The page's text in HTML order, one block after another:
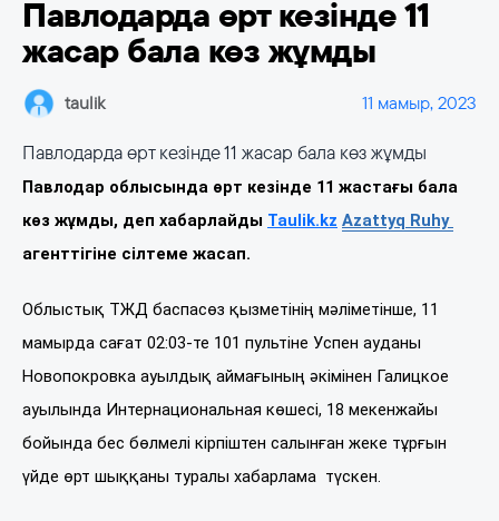
Павлодарда өрт кезінде 11
жасар бала көз жұмды
taulik 11 мамыр, 2023
Павлодарда өрт кезінде 11 жасар бала көз жұмды
Павлодар облысында өрт кезінде 11 жастағы бала
көз жұмды, деп хабарлайды Taulik.kz Azattyq Ruhy
агенттігіне сілтеме жасап.
Облыстық ТЖД баспасөз қызметінің мәліметінше, 11
мамырда сағат 02:03-те 101 пультіне Успен ауданы
Новопокровка ауылдық аймағының әкімінен Галицкое
ауылында Интернациональная көшесі, 18 мекенжайы
бойында бес бөлмелі кірпіштен салынған жеке тұрғын
үйде өрт шыққаны туралы хабарлама түскен.